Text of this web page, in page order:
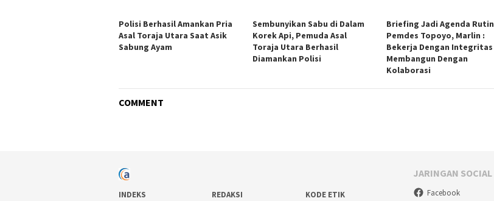
Polisi Berhasil Amankan Pria
Asal Toraja Utara Saat Asik
Sabung Ayam
Sembunyikan Sabu di Dalam
Korek Api, Pemuda Asal
Toraja Utara Berhasil
Diamankan Polisi
Briefing Jadi Agenda Rutin
Pemdes Topoyo, Marlin :
Bekerja Dengan Integritas
Membangun Dengan
Kolaborasi
COMMENT
INDEKS REDAKSI
KODE ETIK
JARINGAN SOCIAL
Facebook